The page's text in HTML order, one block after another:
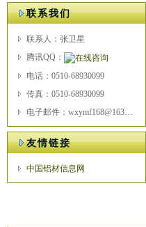
联系我们
联系人：张卫星
腾讯QQ：
电话：0510-68930099
传真：0510-68930099
电子邮件：wxymf168@163.com
友情链接
中国铝材信息网